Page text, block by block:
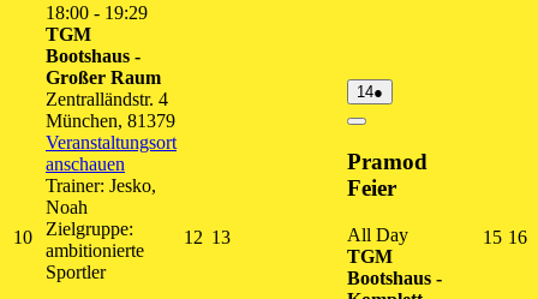
1010.
August
2026
18:00 - 19:29
TGM
Bootshaus -
Großer Raum
Zentralländstr. 4
München, 81379
Veranstaltungsort
anschauen
Trainer: Jesko,
Noah
Zielgruppe:
ambitionierte
Sportler
12 12.
1313.
1414.
August
●
Veranstaltung)
Close
Pramod
Feier
All Day
TGM
Bootshaus -
1515.
16